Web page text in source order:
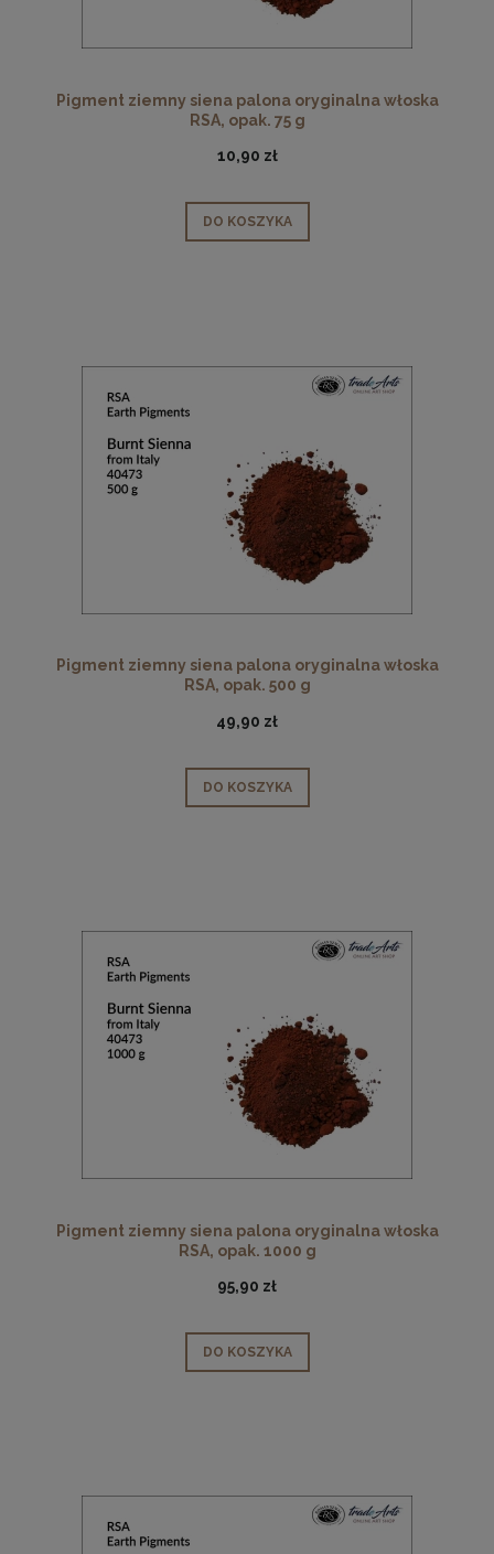
Pigment ziemny siena palona oryginalna włoska
RSA, opak. 75 g
10,90 zł
DO KOSZYKA
Pigment ziemny siena palona oryginalna włoska
RSA, opak. 500 g
49,90 zł
DO KOSZYKA
Pigment ziemny siena palona oryginalna włoska
RSA, opak. 1000 g
95,90 zł
DO KOSZYKA